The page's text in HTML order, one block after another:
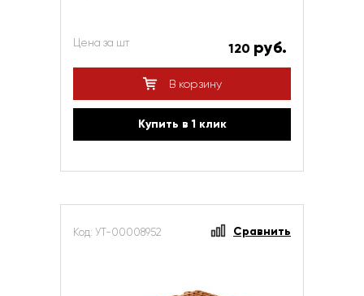
Цена за шт 120 руб.
В корзину
Купить в 1 клик
Код: УТ-00008952 Сравнить